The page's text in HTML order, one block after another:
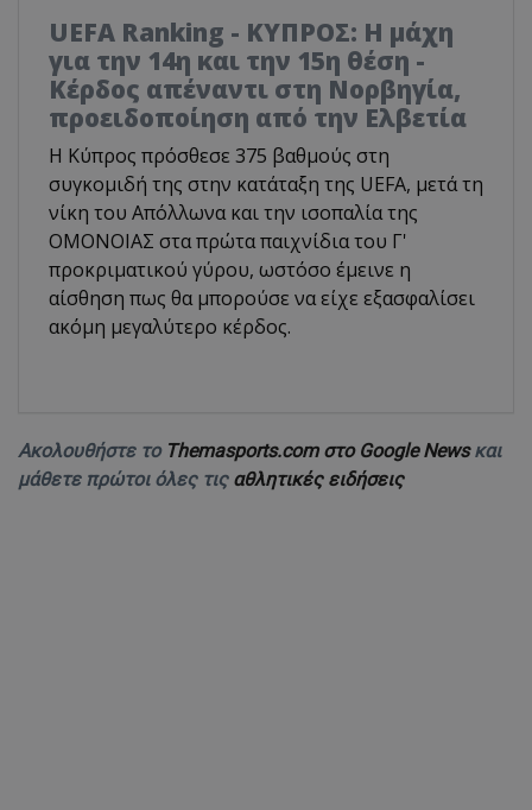
UEFA Ranking - ΚΥΠΡΟΣ: Η μάχη
για την 14η και την 15η θέση -
Κέρδος απέναντι στη Νορβηγία,
προειδοποίηση από την Ελβετία
Η Κύπρος πρόσθεσε 375 βαθμούς στη
συγκομιδή της στην κατάταξη της UEFA, μετά τη
νίκη του Απόλλωνα και την ισοπαλία της
ΟΜΟΝΟΙΑΣ στα πρώτα παιχνίδια του Γ'
προκριματικού γύρου, ωστόσο έμεινε η
αίσθηση πως θα μπορούσε να είχε εξασφαλίσει
ακόμη μεγαλύτερο κέρδος.
Ακολουθήστε το Themasports.com στο Google Newsκαι
μάθετε πρώτοι όλες τις αθλητικές ειδήσεις